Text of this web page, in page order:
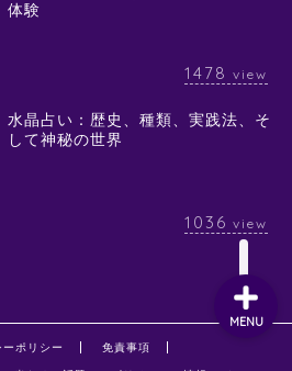
体験
1478 view
水晶占い：歴史、種類、実践法、そ
して神秘の世界
1036 view
ポリシー 免責事項
MENU